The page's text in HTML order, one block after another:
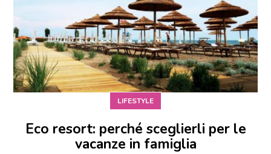
LIFESTYLE
Eco resort: perché sceglierli per le
vacanze in famiglia